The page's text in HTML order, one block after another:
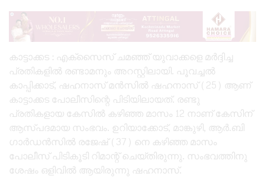
കാട്ടാക്കട : എക്‌സൈസ് ചമഞ്ഞ് യുവാക്കളെ മർദ്ദിച്ച
പ്രതികളിൽ രണ്ടാമനും അറസ്റ്റിലായി. പൂവച്ചൽ
കാപ്പിക്കാട്, ഷഹനാസ് മൻസിൽ ഷഹനാസ് (25) ആണ്
കാട്ടാക്കട പോലീസിന്റെ പിടിയിലായത്. രണ്ടു
പ്രതികളായ കേസിൽ കഴിഞ്ഞ മാസം 12 നാണ് കേസിന്
ആസ്പദമായ സംഭവം. ഉറിയാക്കോട്, മാങ്കുഴി, ആർ.ബി
ഗാർഡൻസിൽ രജേഷ് (37) നെ കഴിഞ്ഞ മാസം
പോലീസ് പിടികൂടി റിമാന്റ് ചെയ്‌തിരുന്നു. സംഭവത്തിനു
ശേഷം ഒളിവിൽ ആയിരുന്നു ഷഹനാസ്.